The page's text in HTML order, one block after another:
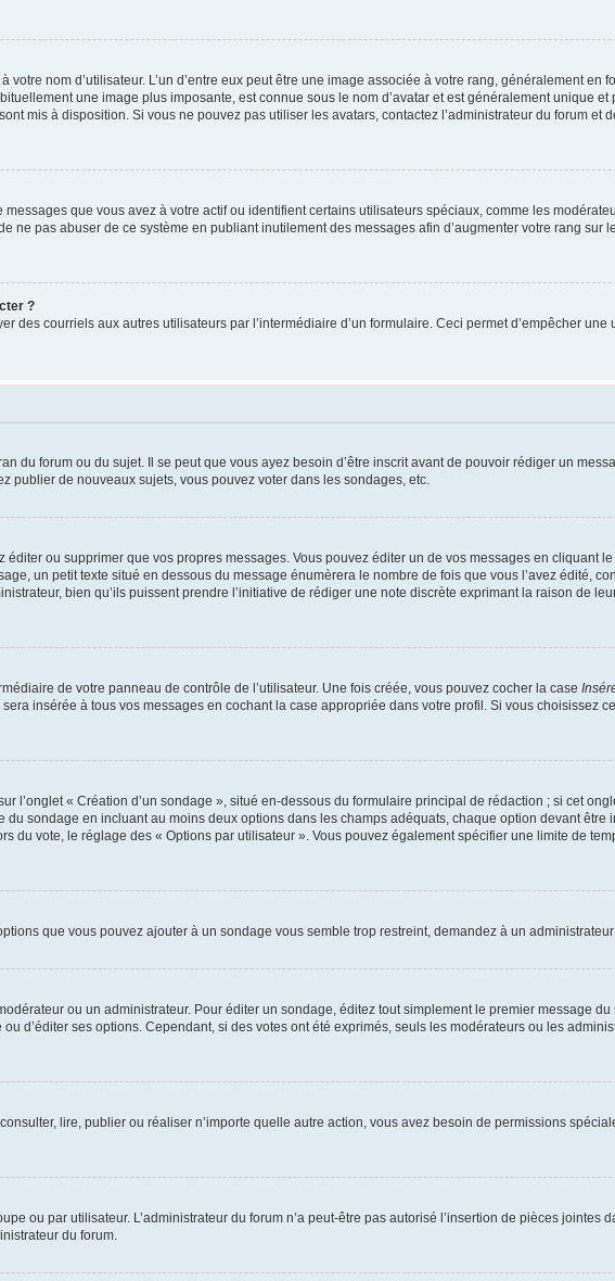
nom d’utilisateur. L’un d’entre eux peut être une image associée à votre rang, généralement en
une image plus imposante, est connue sous le nom d’avatar et est généralement unique
mis à disposition. Si vous ne pouvez pas utiliser les avatars, contactez l’administrateur du forum et
que vous avez à votre actif ou identifient certains utilisateurs spéciaux, comme les
ne pas abuser de ce système en publiant inutilement des messages afin d’augmenter votre rang sur
?
des courriels aux autres utilisateurs par l’intermédiaire d’un formulaire. Ceci permet d’empêcher
du forum ou du sujet. Il se peut que vous ayez besoin d’être inscrit avant de pouvoir rédiger un
publier de nouveaux sujets, vous pouvez voter dans les sondages, etc.
ou supprimer que vos propres messages. Vous pouvez éditer un de vos messages en cliquant
un petit texte situé en dessous du message énumèrera le nombre de fois que vous l’avez édité,
bien qu’ils puissent prendre l’initiative de rédiger une note discrète exprimant la raison de
de votre panneau de contrôle de l’utilisateur. Une fois créée, vous pouvez cocher la case
insérée à tous vos messages en cochant la case appropriée dans votre profil. Si vous choisissez
l’onglet « Création d’un sondage », situé en-dessous du formulaire principal de rédaction ; si cet
sondage en incluant au moins deux options dans les champs adéquats, chaque option devant être
du vote, le réglage des « Options par utilisateur ». Vous pouvez également spécifier une limite de
que vous pouvez ajouter à un sondage vous semble trop restreint, demandez à un
ou un administrateur. Pour éditer un sondage, éditez tout simplement le premier message
d’éditer ses options. Cependant, si des votes ont été exprimés, seuls les modérateurs ou les
lire, publier ou réaliser n’importe quelle autre action, vous avez besoin de permissions
ou par utilisateur. L’administrateur du forum n’a peut-être pas autorisé l’insertion de pièces jointes
du forum.